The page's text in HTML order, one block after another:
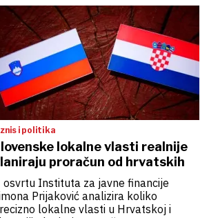
i politika
lokalne vlasti realnije
proračun od hrvatskih
osvrtu Instituta za javne financije
Prijaković analizira koliko
lokalne vlasti u Hrvatskoj i